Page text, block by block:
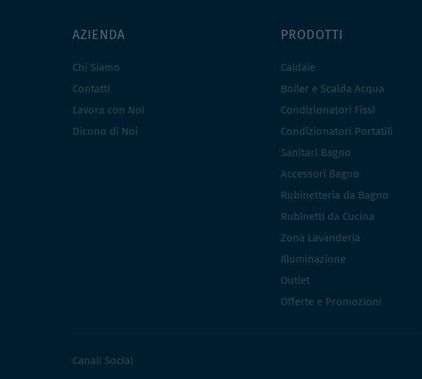
AZIENDA
Chi Siamo
Contatti
Lavora con Noi
Dicono di Noi
PRODOTTI
Caldaie
Boiler e Scalda Acqua
Condizionatori Fissi
Condizionatori Portatili
Sanitari Bagno
Accessori Bagno
Rubinetteria da Bagno
Rubinetti da Cucina
Zona Lavanderia
Illuminazione
Outlet
Offerte e Promozioni
Canali Social